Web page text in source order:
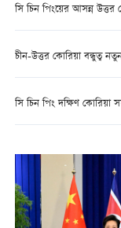
সি চিন পিংয়ের আসন্ন উত্তর
চীন-উত্তর কোরিয়া বন্ধুত্ব
সি চিন পিং দক্ষিণ